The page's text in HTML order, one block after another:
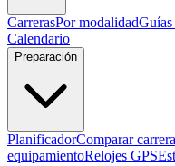
CarrerasPor modalidadGuías
Calendario
Preparación
PlanificadorComparar
equipamientoRelojes GPS